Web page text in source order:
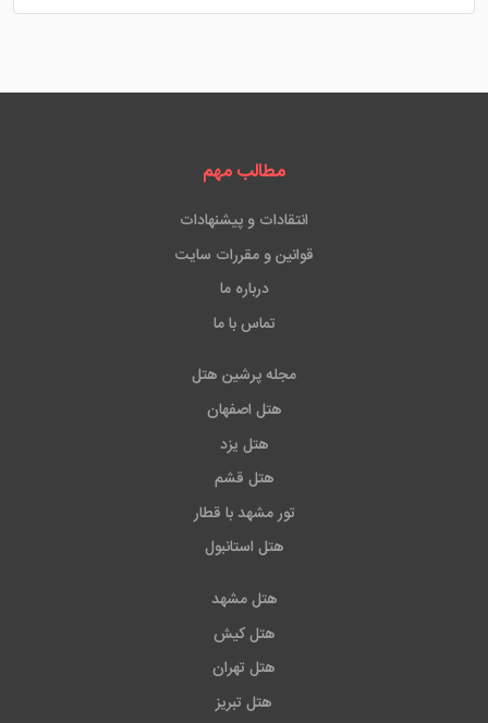
مطالب مهم
انتقادات و پیشنهادات
قوانین و مقررات سایت
درباره ما
تماس با ما
مجله پرشین هتل
هتل اصفهان
هتل یزد
هتل قشم
تور مشهد با قطار
هتل استانبول
هتل مشهد
هتل کیش
هتل تهران
هتل تبریز